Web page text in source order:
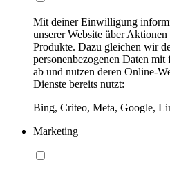
Mit deiner Einwilligung
unserer Website über
Produkte. Dazu gleichen wir
personenbezogenen Daten
ab und nutzen deren Online-
Dienste bereits nutzt:
Bing, Criteo, Meta, Google,
Marketing